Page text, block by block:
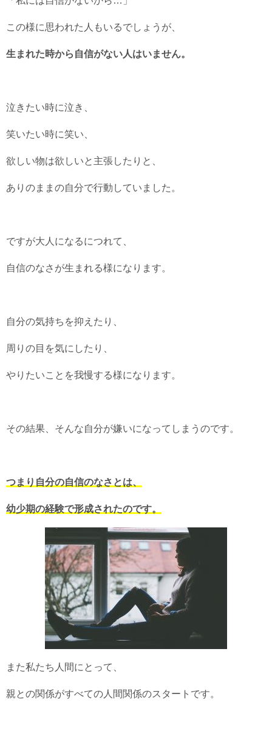
この様に思われた人もいるでしょうが、
生まれた時から自信がない人はいません。
泣きたい時に泣き、
笑いたい時に笑い、
欲しい物は欲しいと主張したりと、
ありのままの自分で行動していました。
ですが大人になるにつれて、
自信のなさが生まれる様になります。
自分の気持ちを抑えたり、
周りの目を気にしたり、
やりたいことを我慢する様になります。
その結果、そんな自分が嫌いになってしまうのです。
つまり自分の自信のなさとは、
幼少期の経験で形成されたのです。
また私たち人間にとって、
親との関係がすべての人間関係のスタートです。